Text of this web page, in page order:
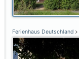
Ferienhaus Deutschland